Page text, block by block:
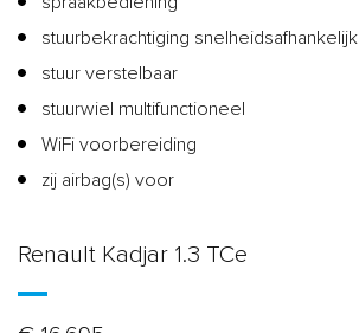
stuurbekrachtiging snelheidsafhankelijk
stuur verstelbaar
stuurwiel multifunctioneel
WiFi voorbereiding
zij airbag(s) voor
Renault Kadjar 1.3 TCe